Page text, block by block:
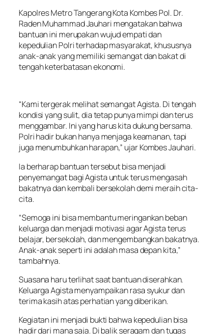
Kapolres Metro Tangerang Kota Kombes Pol. Dr.
Raden Muhammad Jauhari mengatakan bahwa
bantuan ini merupakan wujud empati dan
kepedulian Polri terhadap masyarakat, khususnya
anak-anak yang memiliki semangat dan bakat di
tengah keterbatasan ekonomi.
“Kami tergerak melihat semangat Agista. Di tengah
kondisi yang sulit, dia tetap punya mimpi dan terus
menggambar. Ini yang harus kita dukung bersama.
Polri hadir bukan hanya menjaga keamanan, tapi
juga menumbuhkan harapan,” ujar Kombes Jauhari.
Ia berharap bantuan tersebut bisa menjadi
penyemangat bagi Agista untuk terus mengasah
bakatnya dan kembali bersekolah demi meraih cita-
cita.
“Semoga ini bisa membantu meringankan beban
keluarga dan menjadi motivasi agar Agista terus
belajar, bersekolah, dan mengembangkan bakatnya.
Anak-anak seperti ini adalah masa depan kita,”
tambahnya.
Suasana haru terlihat saat bantuan diserahkan.
Keluarga Agista menyampaikan rasa syukur dan
terima kasih atas perhatian yang diberikan.
Kegiatan ini menjadi bukti bahwa kepedulian bisa
hadir dari mana saja. Di balik seragam dan tugas